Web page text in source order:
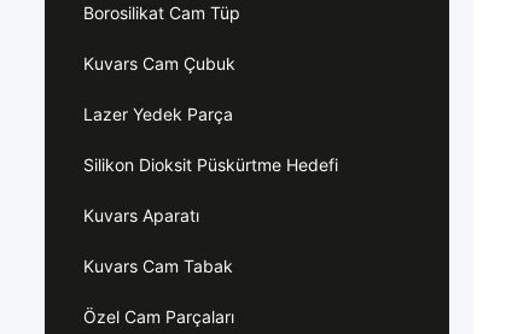
Borosilikat Cam Tüp
Kuvars Cam Çubuk
Lazer Yedek Parça
Silikon Dioksit Püskürtme Hedefi
Kuvars Aparatı
Kuvars Cam Tabak
Özel Cam Parçaları